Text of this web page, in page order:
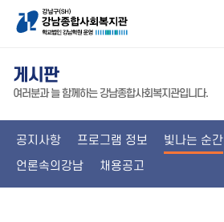
게시판
여러분과 늘 함께하는 강남종합사회복지관입니다.
공지사항 프로그램 정보 빛나는 순간
언론속의강남
채용공고